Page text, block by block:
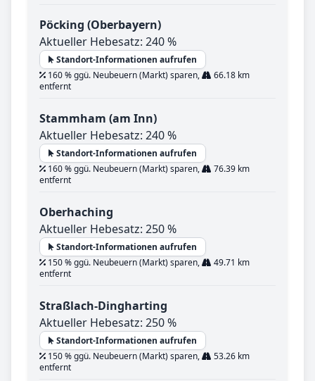
Pöcking (Oberbayern)
Aktueller Hebesatz: 240 %
Standort-Informationen aufrufen
160 % ggü. Neubeuern (Markt) sparen,
66.18 km
entfernt
Stammham (am Inn)
Aktueller Hebesatz: 240 %
Standort-Informationen aufrufen
160 % ggü. Neubeuern (Markt) sparen,
76.39 km
entfernt
Oberhaching
Aktueller Hebesatz: 250 %
Standort-Informationen aufrufen
150 % ggü. Neubeuern (Markt) sparen,
49.71 km
entfernt
Straßlach-Dingharting
Aktueller Hebesatz: 250 %
Standort-Informationen aufrufen
150 % ggü. Neubeuern (Markt) sparen,
53.26 km
entfernt